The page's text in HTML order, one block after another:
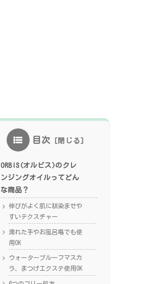
目次
ORBIS(オルビス)のクレ
ンジングオイルってどん
な商品？
伸びがよく肌に馴染ませや
すいテクスチャー
濡れた手やお風呂場でも使
用OK
ウォータープルーフマスカ
ラ、まつげエクステ使用OK